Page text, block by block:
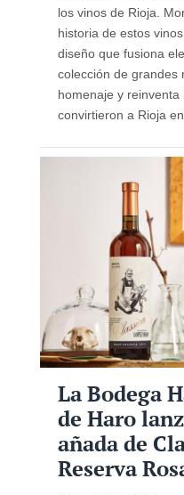
los vinos de Rioja.
historia de estos
diseño que fusiona
colección de grandes
homenaje y reinventa
convirtieron a Rioja en
La Bodega
de Haro
añada de
Reserva